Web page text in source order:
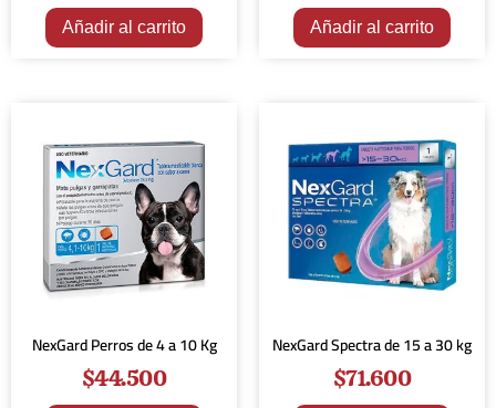
Añadir al carrito Añadir al carrito
NexGard Perros de 4 a 10 Kg
$44.500
NexGard Spectra de 15 a 30 kg
$71.600